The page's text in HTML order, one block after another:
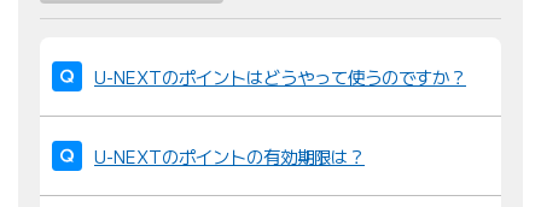
び
替
え
：
U-NEXTのポイントはどうやって使うのですか？
U-NEXTのポイントの有効期限は？